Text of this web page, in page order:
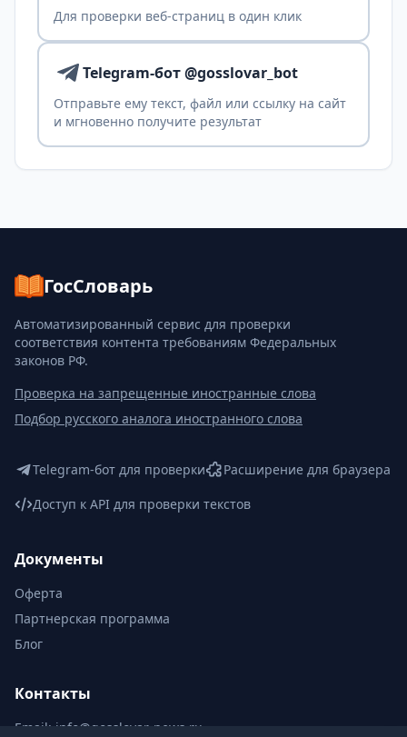
Для проверки веб-страниц в один клик
Telegram-бот @gosslovar_bot
Отправьте ему текст, файл или ссылку на сайт
и мгновенно получите результат
ГосСловарь
Автоматизированный сервис для проверки
соответствия контента требованиям Федеральных
законов РФ.
Проверка на запрещенные иностранные слова
Подбор русского аналога иностранного слова
Telegram-бот для проверки
Расширение для браузера
Доступ к API для проверки текстов
Документы
Оферта
Партнерская программа
Блог
Контакты
Email: info@gosslovar-news.ru